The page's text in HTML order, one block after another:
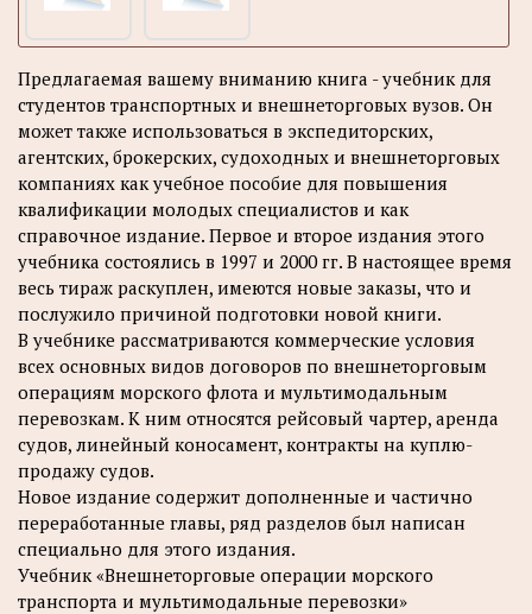
Предлагаемая вашему вниманию книга - учебник для
студентов транспортных и внешнеторговых вузов. Он
может также использоваться в экспедиторских,
агентских, брокерских, судоходных и внешнеторговых
компаниях как учебное пособие для повышения
квалификации молодых специалистов и как
справочное издание. Первое и второе издания этого
учебника состоялись в 1997 и 2000 гг. В настоящее время
весь тираж раскуплен, имеются новые заказы, что и
послужило причиной подготовки новой книги.
В учебнике рассматриваются коммерческие условия
всех основных видов договоров по внешнеторговым
операциям морского флота и мультимодальным
перевозкам. К ним относятся рейсовый чартер, аренда
судов, линейный коносамент, контракты на куплю-
продажу судов.
Новое издание содержит дополненные и частично
переработанные главы, ряд разделов был написан
специально для этого издания.
Учебник «Внешнеторговые операции морского
транспорта и мультимодальные перевозки»